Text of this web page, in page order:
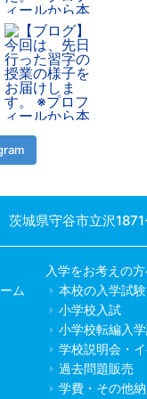
城県守谷市立沢
ム
入学をお考えの
本校の入学試
小学校入試
小学校転編入
学校説明会・
過去問題販売
学費・その他